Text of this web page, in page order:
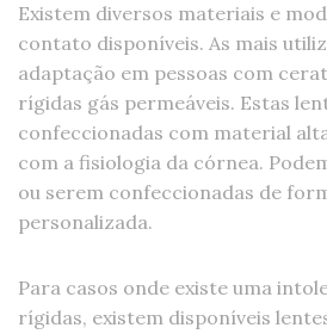
Existem diversos materiais e
contato disponíveis. As mais
adaptação em pessoas com
rígidas gás permeáveis. Estas
confeccionadas com material
com a fisiologia da córnea.
ou serem confeccionadas de
personalizada.
Para casos onde existe uma
rígidas, existem disponíveis